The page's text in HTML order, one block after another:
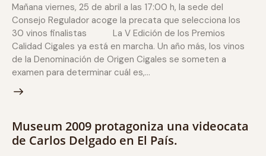
Mañana viernes, 25 de abril a las 17:00 h, la sede del
Consejo Regulador acoge la precata que selecciona los
30 vinos finalistas La V Edición de los Premios
Calidad Cigales ya está en marcha. Un año más, los vinos
de la Denominación de Origen Cigales se someten a
examen para determinar cuál es,…
Museum 2009 protagoniza una videocata
de Carlos Delgado en El País.